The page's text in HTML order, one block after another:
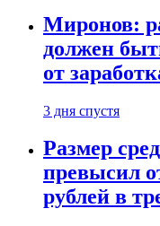
Миронов:
должен
от
3 дня спустя
Размер
превысил
рублей в